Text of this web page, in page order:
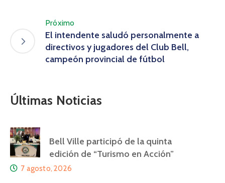
Próximo
El intendente saludó personalmente a
directivos y jugadores del Club Bell,
campeón provincial de fútbol
Últimas Noticias
Bell Ville participó de la quinta
edición de “Turismo en Acción”
7 agosto, 2026